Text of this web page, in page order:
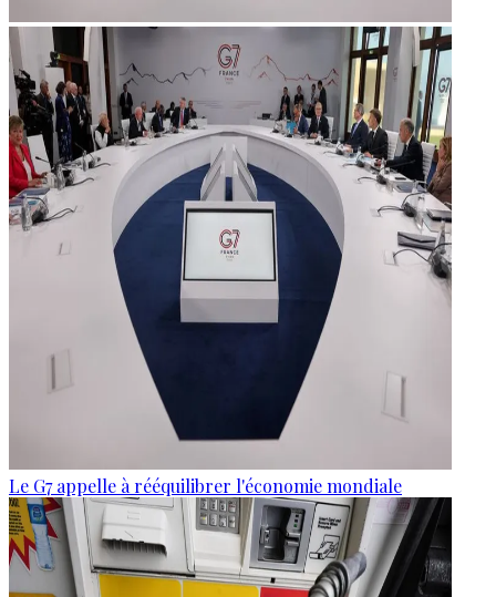
Le G7 appelle à rééquilibrer l'économie mondiale